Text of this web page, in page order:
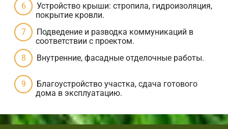
Устройство крыши: стропила, гидроизоляция,
покрытие кровли.
Подведение и разводка коммуникаций в
соответствии с проектом.
Внутренние, фасадные отделочные работы.
Благоустройство участка, сдача готового
дома в эксплуатацию.